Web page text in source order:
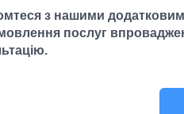
з нашими
послуг